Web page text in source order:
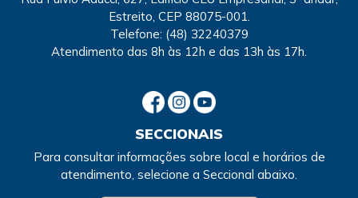
Estreito, CEP 88075-001.
Telefone: (48) 32240379
Atendimento das 8h às 12h e das 13h às 17h.
SECCIONAIS
Para consultar informações sobre local e horários de
atendimento, selecione a Seccional abaixo.